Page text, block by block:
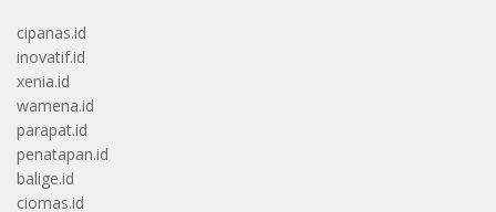
cipanas.id
inovatif.id
xenia.id
wamena.id
parapat.id
penatapan.id
balige.id
ciomas.id